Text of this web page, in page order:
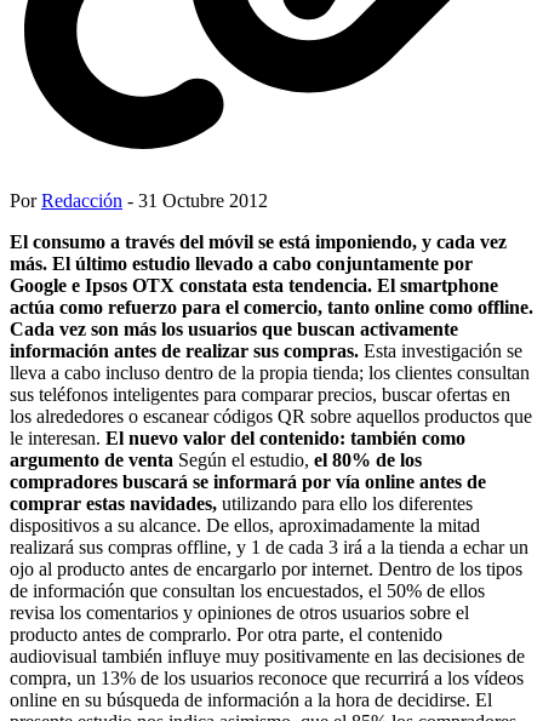
PorRedacción - 31 Octubre 2012
El consumo a través del móvil se está imponiendo, y cada vez
más. El último estudio llevado a cabo conjuntamente por
Google e Ipsos OTX constata esta tendencia. El smartphone
actúa como refuerzo para el comercio, tanto online como offline.
Cada vez son más los usuarios que buscan activamente
información antes de realizar sus compras. Esta investigación se
lleva a cabo incluso dentro de la propia tienda; los clientes consultan
sus teléfonos inteligentes para comparar precios, buscar ofertas en
los alrededores o escanear códigos QR sobre aquellos productos que
le interesan. El nuevo valor del contenido: también como
argumento de venta Según el estudio, el 80% de los
compradores buscará se informará por vía online antes de
comprar estas navidades, utilizando para ello los diferentes
dispositivos a su alcance. De ellos, aproximadamente la mitad
realizará sus compras offline, y 1 de cada 3 irá a la tienda a echar un
ojo al producto antes de encargarlo por internet. Dentro de los tipos
de información que consultan los encuestados, el 50% de ellos
revisa los comentarios y opiniones de otros usuarios sobre el
producto antes de comprarlo. Por otra parte, el contenido
audiovisual también influye muy positivamente en las decisiones de
compra, un 13% de los usuarios reconoce que recurrirá a los vídeos
online en su búsqueda de información a la hora de decidirse. El